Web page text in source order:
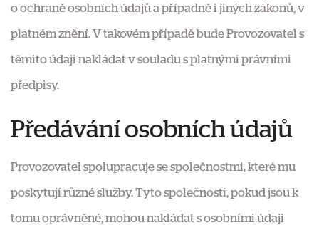
o ochraně osobních údajů a případně i jiných zákonů, v
platném znění. V takovém případě bude Provozovatel s
těmito údaji nakládat v souladu s platnými právními
předpisy.
Předávání osobních údajů
Provozovatel spolupracuje se společnostmi, které mu
poskytují různé služby. Tyto společnosti, pokud jsou k
tomu oprávněné, mohou nakládat s osobními údaji